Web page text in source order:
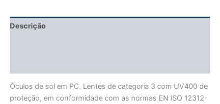
Descrição
Óculos de sol em PC. Lentes de categoria 3 com UV400 de
proteção, em conformidade com as normas EN ISO 12312-